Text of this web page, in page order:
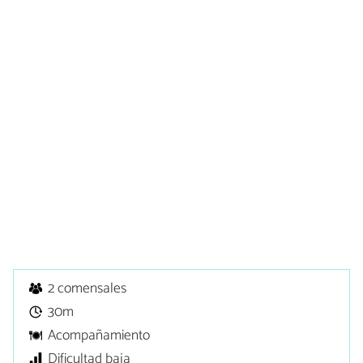
2 comensales
30m
Acompañamiento